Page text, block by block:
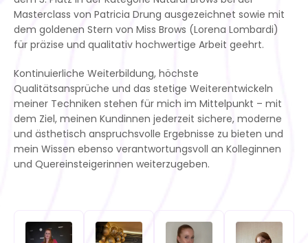
Masterclass von Patricia Drung ausgezeichnet sowie mit
dem goldenen Stern von Miss Brows (Lorena Lombardi)
für präzise und qualitativ hochwertige Arbeit geehrt.
Kontinuierliche Weiterbildung, höchste
Qualitätsansprüche und das stetige Weiterentwickeln
meiner Techniken stehen für mich im Mittelpunkt – mit
dem Ziel, meinen Kundinnen jederzeit sichere, moderne
und ästhetisch anspruchsvolle Ergebnisse zu bieten und
mein Wissen ebenso verantwortungsvoll an Kolleginnen
und Quereinsteigerinnen weiterzugeben.